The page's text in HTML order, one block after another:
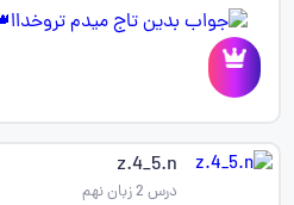
z.4_5.n
درس 2 زبان نهم